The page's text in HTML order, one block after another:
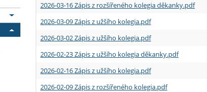
2026-03-16 Zápis z rozšířeného kolegia děkanky.pdf
2026-03-09 Zápis z užšího kolegia.pdf
2026-03-02 Zápis z užšího kolegia.pdf
2026-02-23 Zápis z užšího kolegia děkanky.pdf
2026-02-16 Zápis z užšího kolegia.pdf
2026-02-09 Zápis z rozšířeného kolegia.pdf